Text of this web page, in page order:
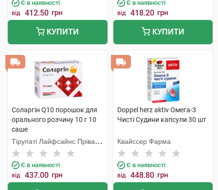
Є в наявності
від 412.50 грн
КУПИТИ
Є в наявності
від 418.20 грн
КУПИТИ
Соларгін Q10 порошок для
орального розчину 10 г 10
саше
Тірупаті Лайфсайнс Пріват
Лімітед
Є в наявності
від 437.00 грн
Doppel herz aktiv Омега-3
Чисті Судини капсули 30 шт
Квайссер Фарма
Є в наявності
від 448.80 грн